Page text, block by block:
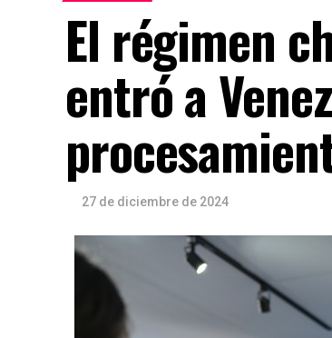
El régimen
entró a
27 de diciembre de 2024